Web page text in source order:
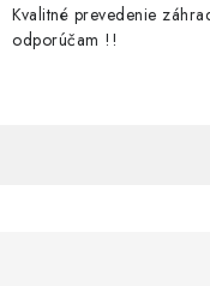
Kvalitné prevedenie
odporúčam !!